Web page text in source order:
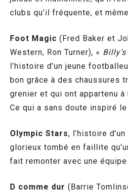
clubs qu’il fréquente, et
Foot Magic (Fred Baker et
Western, Ron Turner), «
l’histoire d’un jeune
bon grâce à des chaussures
grenier et qui ont appartenu
Ce qui a sans doute inspiré
Olympic Stars, l’histoire
glorieux tombé en faillite
fait remonter avec une
D comme dur (Barrie